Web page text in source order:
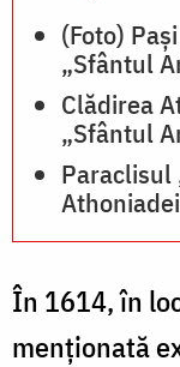
(Foto)
„Sfântul
Clădirea
„Sfântul
Paraclisul
În 1614, în
menţionată